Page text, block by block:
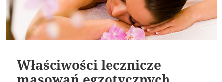
Właściwości lecznicze